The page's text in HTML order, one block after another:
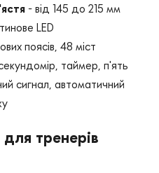
- від 145 до 215 мм
LED
поясів, 48 міст
таймер, п'ять
сигнал, автоматичний
тренерів